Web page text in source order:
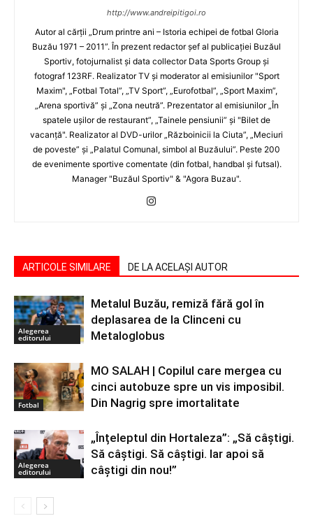
http://www.andreipitigoi.ro
Autor al cărţii „Drum printre ani – Istoria echipei de fotbal Gloria
Buzău 1971 – 2011”. În prezent redactor şef al publicaţiei Buzăul
Sportiv, fotojurnalist şi data collector Data Sports Group şi
fotograf 123RF. Realizator TV şi moderator al emisiunilor "Sport
Maxim", „Fotbal Total”, „TV Sport”, „Eurofotbal”, „Sport Maxim”,
„Arena sportivă” şi „Zona neutră”. Prezentator al emisiunilor „În
spatele uşilor de restaurant”, „Tainele pensiunii” şi "Bilet de
vacanţă". Realizator al DVD-urilor „Războinicii la Ciuta”, „Meciuri
de poveste” şi „Palatul Comunal, simbol al Buzăului”. Peste 200
de evenimente sportive comentate (din fotbal, handbal şi futsal).
Manager "Buzăul Sportiv" & "Agora Buzau".
ARTICOLE SIMILARE DE LA ACELAȘI AUTOR
Alegerea
editorului
Metalul Buzău, remiză fără gol în
deplasarea de la Clinceni cu
Metaloglobus
Fotbal
MO SALAH | Copilul care mergea cu
cinci autobuze spre un vis imposibil.
Din Nagrig spre imortalitate
Alegerea
editorului
„Înțeleptul din Hortaleza”: „Să câștigi.
Să câștigi. Să câștigi. Iar apoi să
câștigi din nou!”